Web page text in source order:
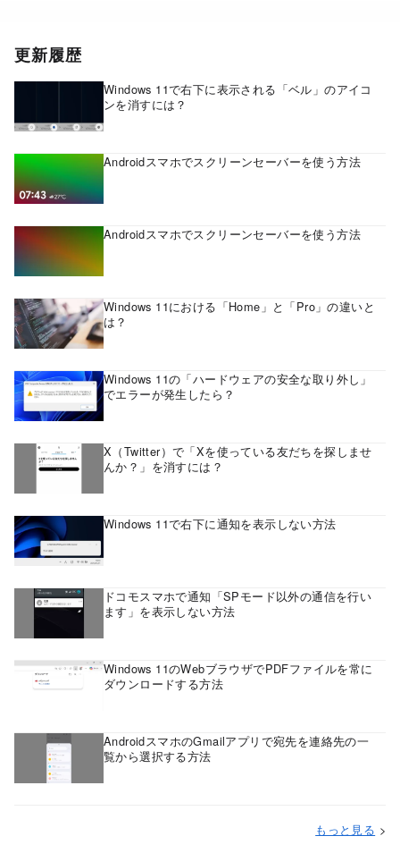
更新履歴
Windows 11で右下に表示される「ベル」のアイコ
ンを消すには？
Androidスマホでスクリーンセーバーを使う方法
Androidスマホでスクリーンセーバーを使う方法
Windows 11における「Home」と「Pro」の違いと
は？
Windows 11の「ハードウェアの安全な取り外し」
でエラーが発生したら？
X（Twitter）で「Xを使っている友だちを探しませ
んか？」を消すには？
Windows 11で右下に通知を表示しない方法
ドコモスマホで通知「SPモード以外の通信を行い
ます」を表示しない方法
Windows 11のWebブラウザでPDFファイルを常に
ダウンロードする方法
AndroidスマホのGmailアプリで宛先を連絡先の一
覧から選択する方法
もっと見る >